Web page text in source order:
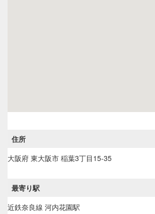
住所
大阪府 東大阪市 稲葉3丁目15-35
最寄り駅
近鉄奈良線 河内花園駅